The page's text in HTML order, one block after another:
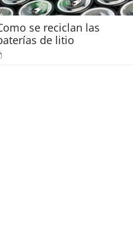
se reciclan las
de litio